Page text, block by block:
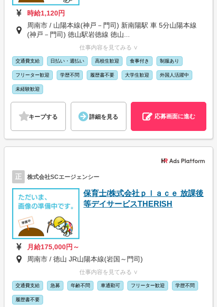
時給1,120円
周南市 / 山陽本線(神戸－門司) 新南陽駅 車 5分山陽本線
(神戸－門司) 徳山駅岩徳線 徳山...
仕事内容を見てみる ∨
交通費支給 日払い・週払い 高校生歓迎 食事付き 制服あり
フリーター歓迎 学歴不問 履歴書不要 大学生歓迎 外国人活躍中
未経験歓迎
キープする 詳細を見る 応募画面に進む
正 株式会社SCエージェンシー
保育士/株式会社ｐｌａｃｅ 放課後
等デイサービスTHERISH
月給175,000円～
周南市 / 徳山 JR山陽本線(岩国～門司)
仕事内容を見てみる ∨
交通費支給 急募 年齢不問 車通勤可 フリーター歓迎 学歴不問
履歴書不要